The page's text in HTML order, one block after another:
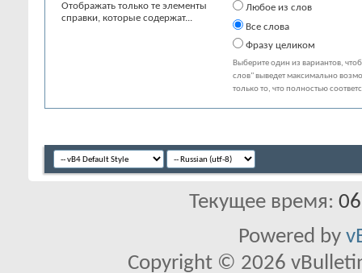
Отображать только те элементы
справки, которые содержат...
Любое из слов
Все слова
Фразу целиком
Выберите один из вариантов,
слов" выведет максимально
только то, что полностью
Текущее время:
Powered by
Copyright © 2026